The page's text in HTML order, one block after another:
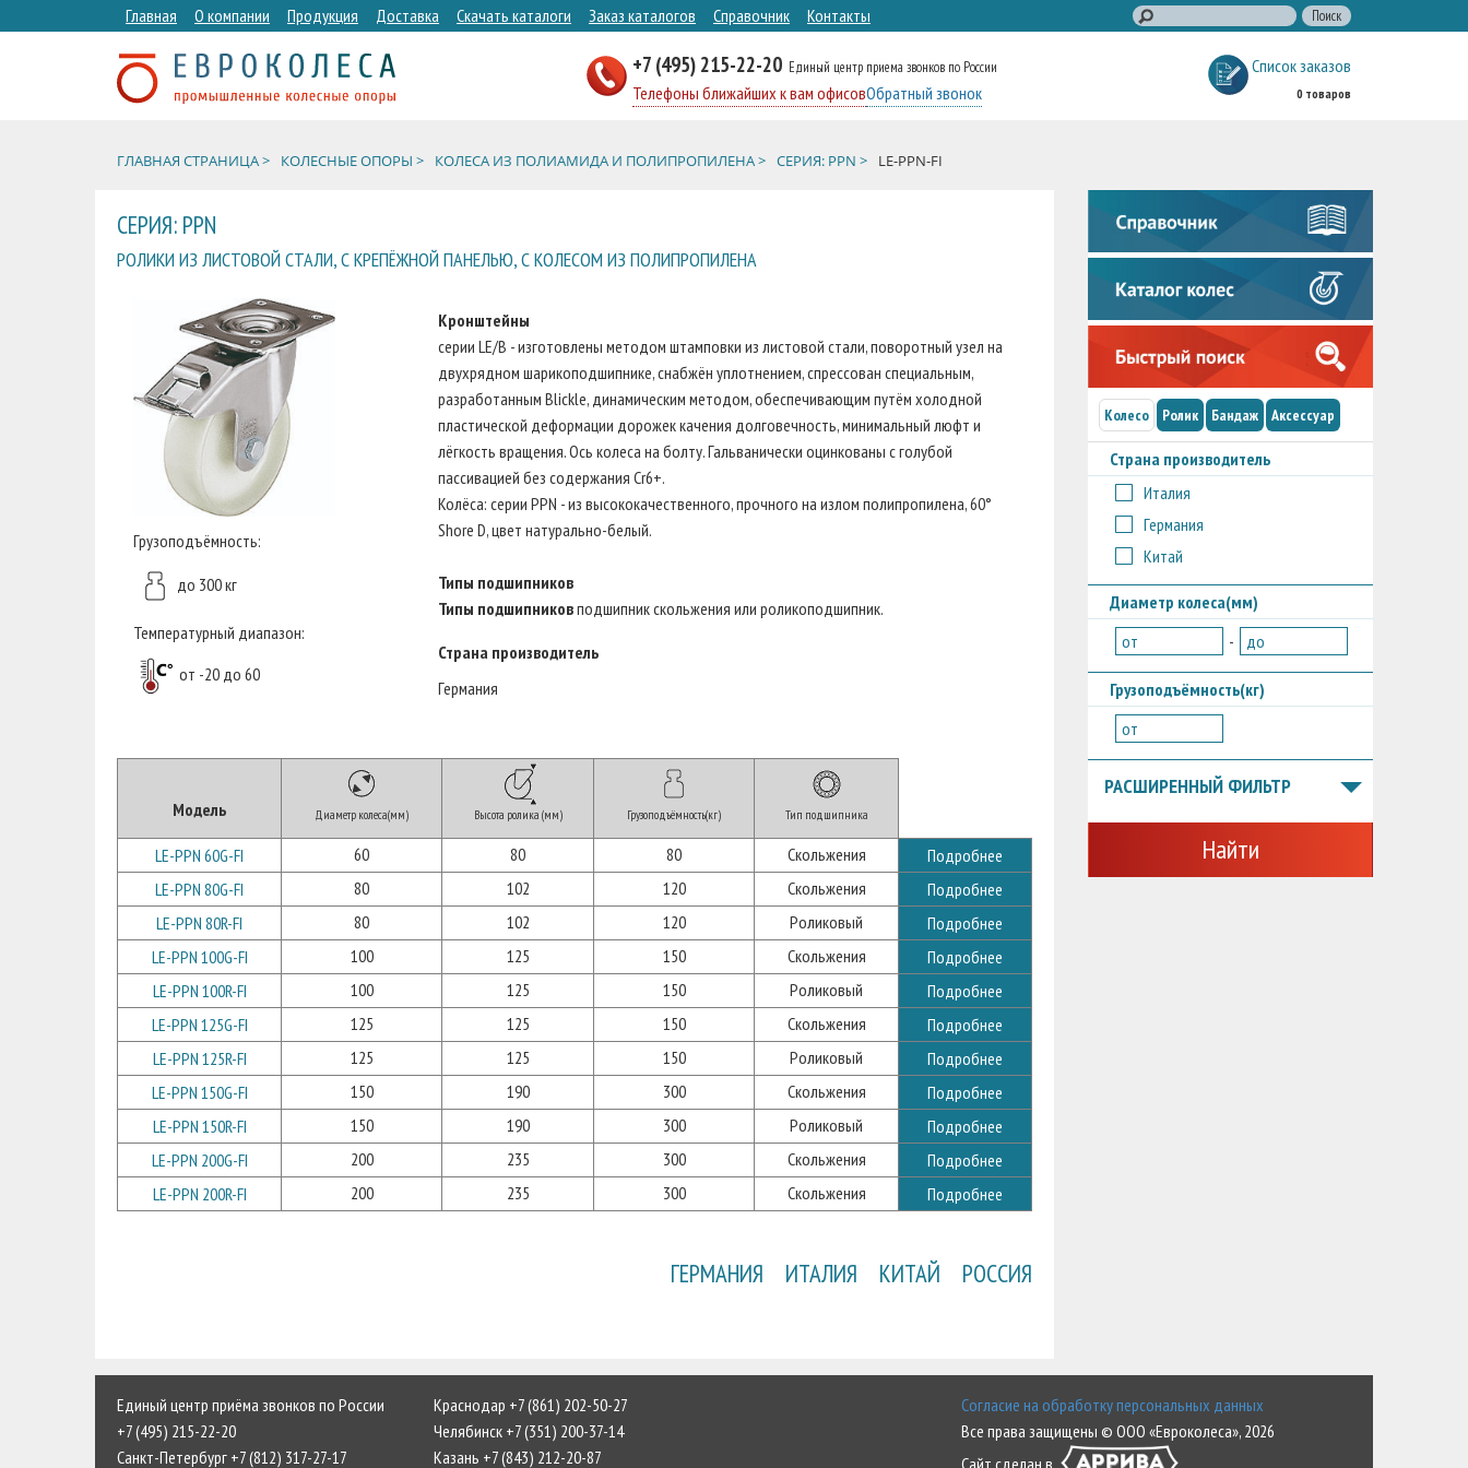
Главная О компании Продукция Доставка Скачать каталоги Заказ каталогов Справочник Контакты
+7 (495) 215-22-20 Единый центр приема звонков по России
Телефоны ближайших к вам офисовОбратный звонок
Список заказов
0 товаров
ГЛАВНАЯ СТРАНИЦА > КОЛЕСНЫЕ ОПОРЫ > КОЛЕСА ИЗ ПОЛИАМИДА И ПОЛИПРОПИЛЕНА > СЕРИЯ: PPN > LE-PPN-FI
СЕРИЯ: PPN
РОЛИКИ ИЗ ЛИСТОВОЙ СТАЛИ, С КРЕПЁЖНОЙ ПАНЕЛЬЮ, С КОЛЕСОМ ИЗ ПОЛИПРОПИЛЕНА
Грузоподъёмность:
до 300 кг
Температурный диапазон:
от -20 до 60
Кронштейны
серии LE/B - изготовлены методом штамповки из листовой стали, поворотный узел на
двухрядном шарикоподшипнике, снабжён уплотнением, спрессован специальным,
разработанным Blickle, динамическим методом, обеспечивающим путём холодной
пластической деформации дорожек качения долговечность, минимальный люфт и
лёгкость вращения. Ось колеса на болту. Гальванически оцинкованы с голубой
пассивацией без содержания Cr6+.
Колёса: серии PPN - из высококачественного, прочного на излом полипропилена, 60°
Shore D, цвет натурально-белый.
Типы подшипников
Типы подшипниковподшипник скольжения или роликоподшипник.
Страна производитель
Германия
Модель Диаметр колеса(мм) Высота ролика (мм) Грузоподъёмность(кг) Тип подшипника
LE-PPN 60G-FI 60 80 80 Скольжения
Подробнее
LE-PPN 80G-FI
80 102 120 Скольжения
Подробнее
LE-PPN 80R-FI
80 102 120 Роликовый
Подробнее
LE-PPN 100G-FI
100 125 150 Скольжения
Подробнее
LE-PPN 100R-FI
100 125 150 Роликовый
Подробнее
LE-PPN 125G-FI
125 125 150 Скольжения
Подробнее
LE-PPN 125R-FI
125 125 150 Роликовый
Подробнее
LE-PPN 150G-FI
150 190 300 Скольжения
Подробнее
LE-PPN 150R-FI
150 190 300 Роликовый
Подробнее
LE-PPN 200G-FI
200 235 300 Скольжения
Подробнее
LE-PPN 200R-FI
200 235 300 Скольжения Подробнее
ГЕРМАНИЯ ИТАЛИЯ КИТАЙ РОССИЯ
Колесо Ролик Бандаж Аксессуар
Страна производитель
Италия
Германия
Китай
Диаметр колеса(мм)
от
- до
Грузоподъёмность(кг)
от
РАСШИРЕННЫЙ ФИЛЬТР
Найти
Единый центр приёма звонков по России
+7 (495) 215-22-20
Санкт-Петербург +7 (812) 317-27-17
Краснодар +7 (861) 202-50-27
Челябинск +7 (351) 200-37-14
Казань +7 (843) 212-20-87
Согласие на обработку персональных данных
Все права защищены © ООО «Евроколеса», 2026